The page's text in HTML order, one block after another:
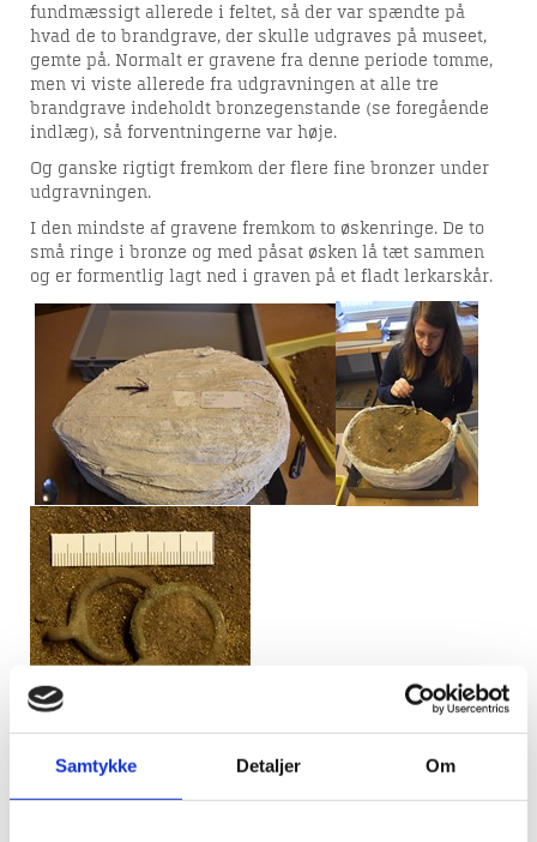
Samtykke Detaljer Om
fundmæssigt allerede i feltet, så der var spændte på
hvad de to brandgrave, der skulle udgraves på museet,
gemte på. Normalt er gravene fra denne periode tomme,
men vi viste allerede fra udgravningen at alle tre
brandgrave indeholdt bronzegenstande (se foregående
indlæg), så forventningerne var høje.
Og ganske rigtigt fremkom der flere fine bronzer under
udgravningen.
I den mindste af gravene fremkom to øskenringe. De to
små ringe i bronze og med påsat øsken lå tæt sammen
og er formentlig lagt ned i graven på et fladt lerkarskår.
Tv: Brandgraven pakket ind i gips. M: De fine ringe bliver
forsigtigt udgravet. Th: Billede af øskenringene.
Den store brandplet ved siden af havde allerede under